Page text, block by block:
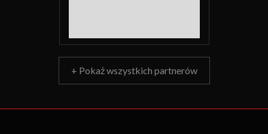
+ Pokaż wszystkich partnerów